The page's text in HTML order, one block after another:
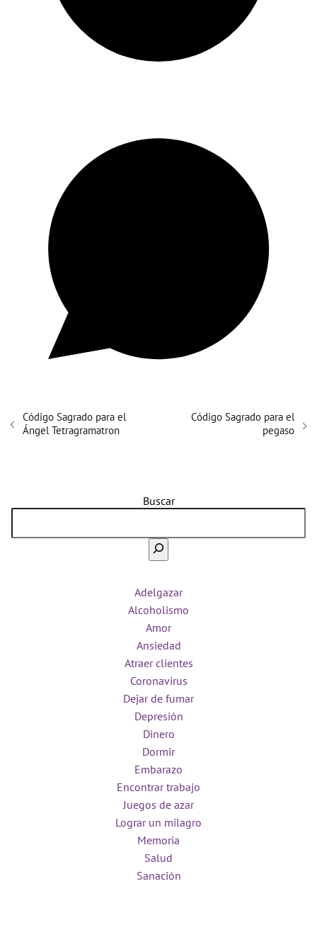
Código Sagrado para el
Ángel Tetragramatron
Código Sagrado para el
pegaso
Buscar
Adelgazar
Alcoholismo
Amor
Ansiedad
Atraer clientes
Coronavirus
Dejar de fumar
Depresión
Dinero
Dormir
Embarazo
Encontrar trabajo
Juegos de azar
Lograr un milagro
Memoria
Salud
Sanación